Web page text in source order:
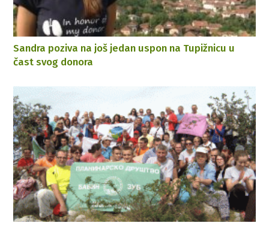
Sandra poziva na još jedan uspon na Tupižnicu u
čast svog donora